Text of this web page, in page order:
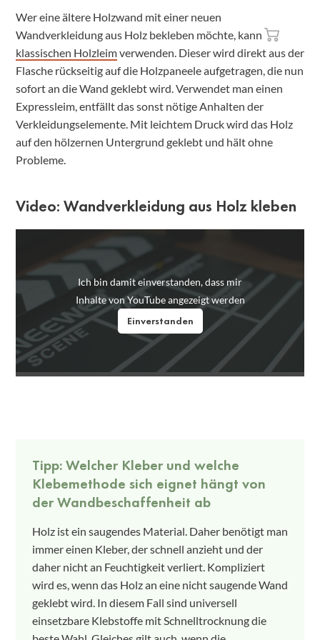
Wer eine ältere Holzwand mit einer neuen
Wandverkleidung aus Holz bekleben möchte, kann
klassischen Holzleimverwenden. Dieser wird direkt aus der
Flasche rückseitig auf die Holzpaneele aufgetragen, die nun
sofort an die Wand geklebt wird. Verwendet man einen
Expressleim, entfällt das sonst nötige Anhalten der
Verkleidungselemente. Mit leichtem Druck wird das Holz
auf den hölzernen Untergrund geklebt und hält ohne
Probleme.
Video: Wandverkleidung aus Holz kleben
Ich bin damit einverstanden, dass mir
Inhalte von YouTube angezeigt werden
Einverstanden
Tipp: Welcher Kleber und welche
Klebemethode sich eignet hängt von
der Wandbeschaffenheit ab
Holz ist ein saugendes Material. Daher benötigt man
immer einen Kleber, der schnell anzieht und der
daher nicht an Feuchtigkeit verliert. Kompliziert
wird es, wenn das Holz an eine nicht saugende Wand
geklebt wird. In diesem Fall sind universell
einsetzbare Klebstoffe mit Schnelltrocknung die